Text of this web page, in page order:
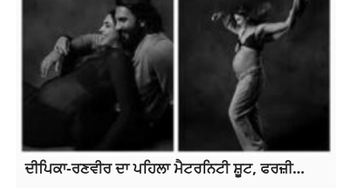
ਦੀਪਿਕਾ-ਰਣਵੀਰ ਦਾ ਪਹਿਲਾ ਮੈਟਰਨਿਟੀ ਸ਼ੂਟ, ਫਰਜ਼ੀ...